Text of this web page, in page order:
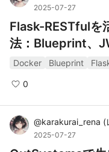
2025-07-27
Flask-RESTfulを
法：Blueprint、
発環境構築
Docker Blueprint
0
@karakurai_rena (
2025-07-27